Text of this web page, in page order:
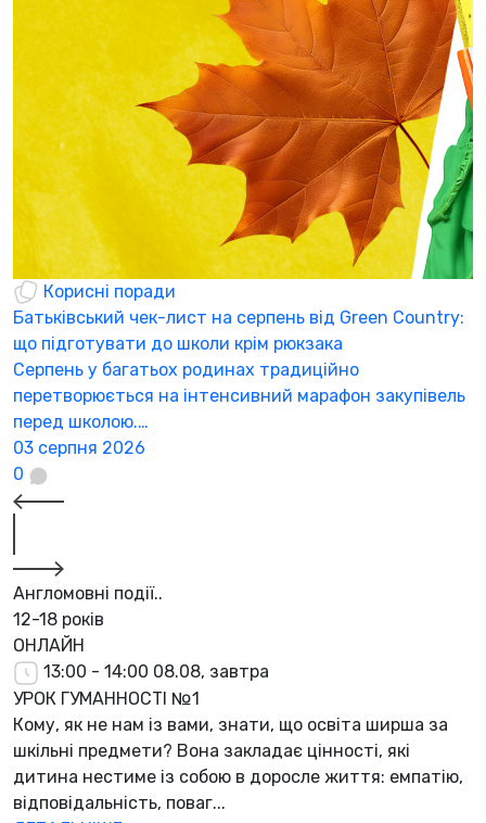
Корисні поради
Батьківський чек-лист на серпень від Green Country:
що підготувати до школи крім рюкзака
Серпень у багатьох родинах традиційно
перетворюється на інтенсивний марафон закупівель
перед школою.…
03 серпня 2026
0
Англомовні події..
12-18 років
ОНЛАЙН
13:00 - 14:00 08.08, завтра
УРОК ГУМАННОСТІ №1
Кому, як не нам із вами, знати, що освіта ширша за
шкільні предмети? Вона закладає цінності, які
дитина нестиме із собою в доросле життя: емпатію,
відповідальність, поваг...